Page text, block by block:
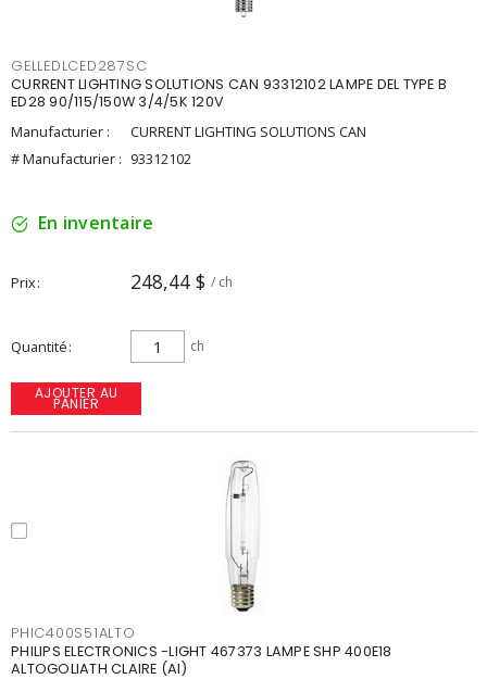
GELLEDLCED287SC
CURRENT LIGHTING SOLUTIONS CAN 93312102 LAMPE DEL TYPE B
ED28 90/115/150W 3/4/5K 120V
Manufacturier :
CURRENT LIGHTING SOLUTIONS CAN
# Manufacturier : 93312102
En inventaire
Prix 248,44 $ / ch
Quantité ch
AJOUTER AU
PANIER
PHIC400S51ALTO
PHILIPS ELECTRONICS -LIGHT 467373 LAMPE SHP 400E18
ALTOGOLIATH CLAIRE (AI)